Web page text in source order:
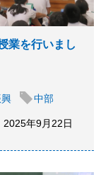
業を行いまし
中部
2025年9月22日